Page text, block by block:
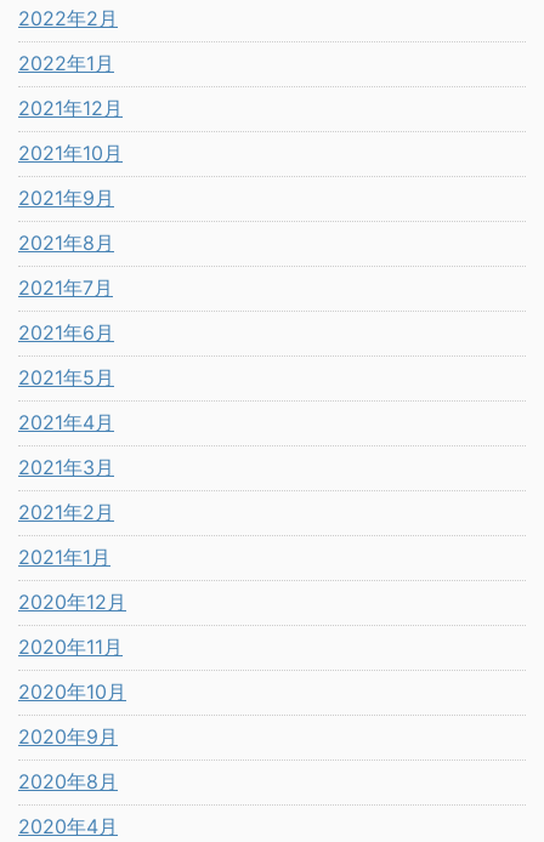
2022年2月
2022年1月
2021年12月
2021年10月
2021年9月
2021年8月
2021年7月
2021年6月
2021年5月
2021年4月
2021年3月
2021年2月
2021年1月
2020年12月
2020年11月
2020年10月
2020年9月
2020年8月
2020年4月